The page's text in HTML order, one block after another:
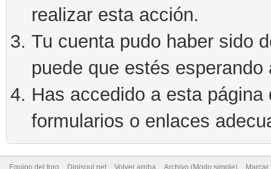
realizar esta acción.
Tu cuenta pudo haber sido
puede que estés esperando
Has accedido a esta
formularios o enlaces
Equipo del foro Digisoul.net Volver arriba Archivo (Modo simple)